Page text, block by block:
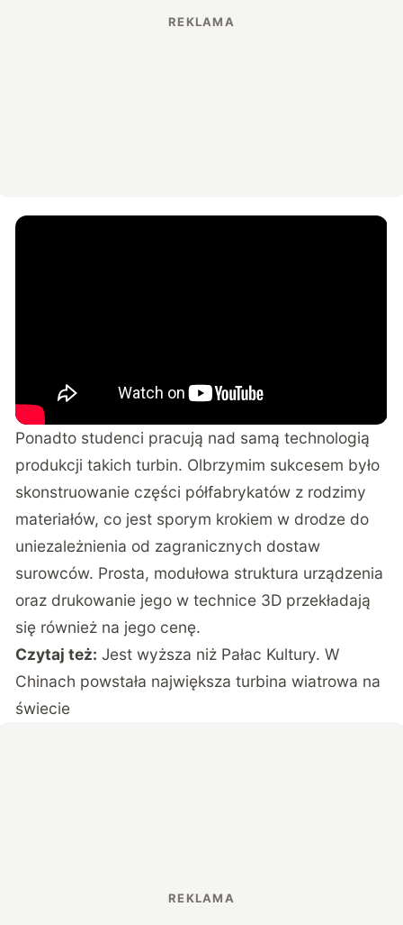
Ponadto studenci pracują nad samą technologią
produkcji takich turbin. Olbrzymim sukcesem było
skonstruowanie części półfabrykatów z rodzimy
materiałów, co jest sporym krokiem w drodze do
uniezależnienia od zagranicznych dostaw
surowców. Prosta, modułowa struktura urządzenia
oraz drukowanie jego w technice 3D przekładają
się również na jego cenę.
Czytaj też: Jest wyższa niż Pałac Kultury. W
Chinach powstała największa turbina wiatrowa na
świecie